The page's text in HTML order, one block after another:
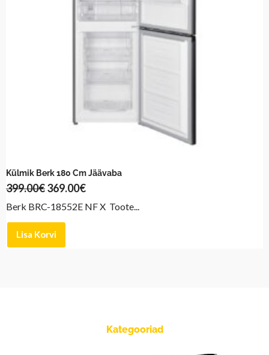
Külmik Berk 180 Cm Jäävaba
399.00€369.00€
Berk BRC-18552E NF X Toote...
Lisa Korvi
Kategooriad